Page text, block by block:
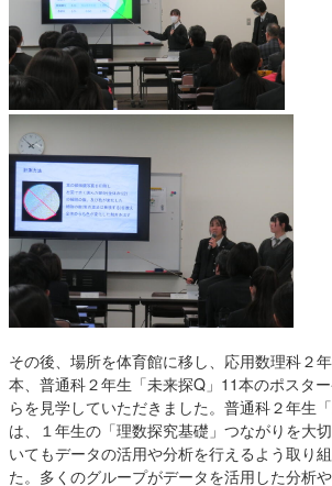
その後、場所を体育館に移し、応用数理科２
本、普通科２年生「未来探Q」11本のポスタ
らを見学していただきました。普通科２年生
は、１年生の「理数探究基礎」つながりを大
いてもデータの活用や分析を行えるよう取り
た。多くのグループがデータを活用した分析や